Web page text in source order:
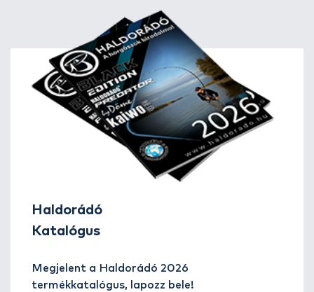
Haldorádó
Katalógus
Megjelent a Haldorádó 2026
termékkatalógus, lapozz bele!